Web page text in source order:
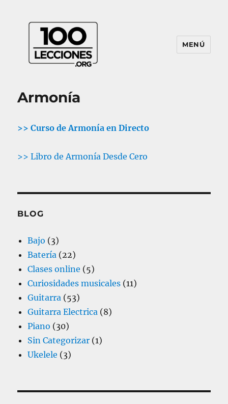
MENÚ
Armonía
>> Curso de Armonía en Directo
>> Libro de Armonía Desde Cero
BLOG
Bajo (3)
Batería (22)
Clases online (5)
Curiosidades musicales (11)
Guitarra (53)
Guitarra Electrica (8)
Piano (30)
Sin Categorizar (1)
Ukelele (3)